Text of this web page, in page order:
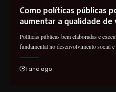
Como políticas públicas
aumentar a qualidade de
Políticas públicas bem elaboradas e
fundamental no desenvolvimento social
1 ano ago